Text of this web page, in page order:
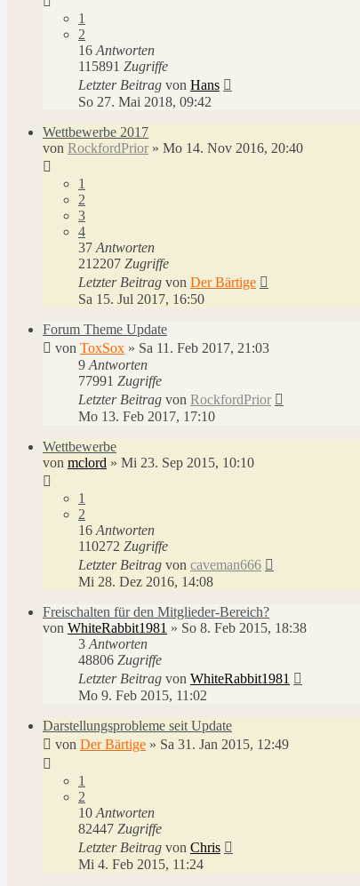
1
2
16 Antworten
115891 Zugriffe
Letzter Beitrag von Hans
So 27. Mai 2018, 09:42
Wettbewerbe 2017
von RockfordPrior » Mo 14. Nov 2016, 20:40
1
2
3
4
37 Antworten
212207 Zugriffe
Letzter Beitrag von Der Bärtige
Sa 15. Jul 2017, 16:50
Forum Theme Update
von ToxSox » Sa 11. Feb 2017, 21:03
9 Antworten
77991 Zugriffe
Letzter Beitrag von RockfordPrior
Mo 13. Feb 2017, 17:10
Wettbewerbe
von mclord » Mi 23. Sep 2015, 10:10
1
2
16 Antworten
110272 Zugriffe
Letzter Beitrag von caveman666
Mi 28. Dez 2016, 14:08
Freischalten für den Mitglieder-Bereich?
von WhiteRabbit1981 » So 8. Feb 2015, 18:38
3 Antworten
48806 Zugriffe
Letzter Beitrag von WhiteRabbit1981
Mo 9. Feb 2015, 11:02
Darstellungsprobleme seit Update
von Der Bärtige » Sa 31. Jan 2015, 12:49
1
2
10 Antworten
82447 Zugriffe
Letzter Beitrag von Chris
Mi 4. Feb 2015, 11:24